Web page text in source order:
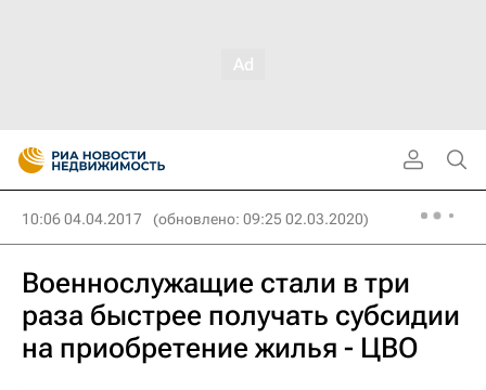
10:06 04.04.2017 (обновлено: 09:25 02.03.2020)
Военнослужащие стали в три
раза быстрее получать субсидии
на приобретение жилья - ЦВО